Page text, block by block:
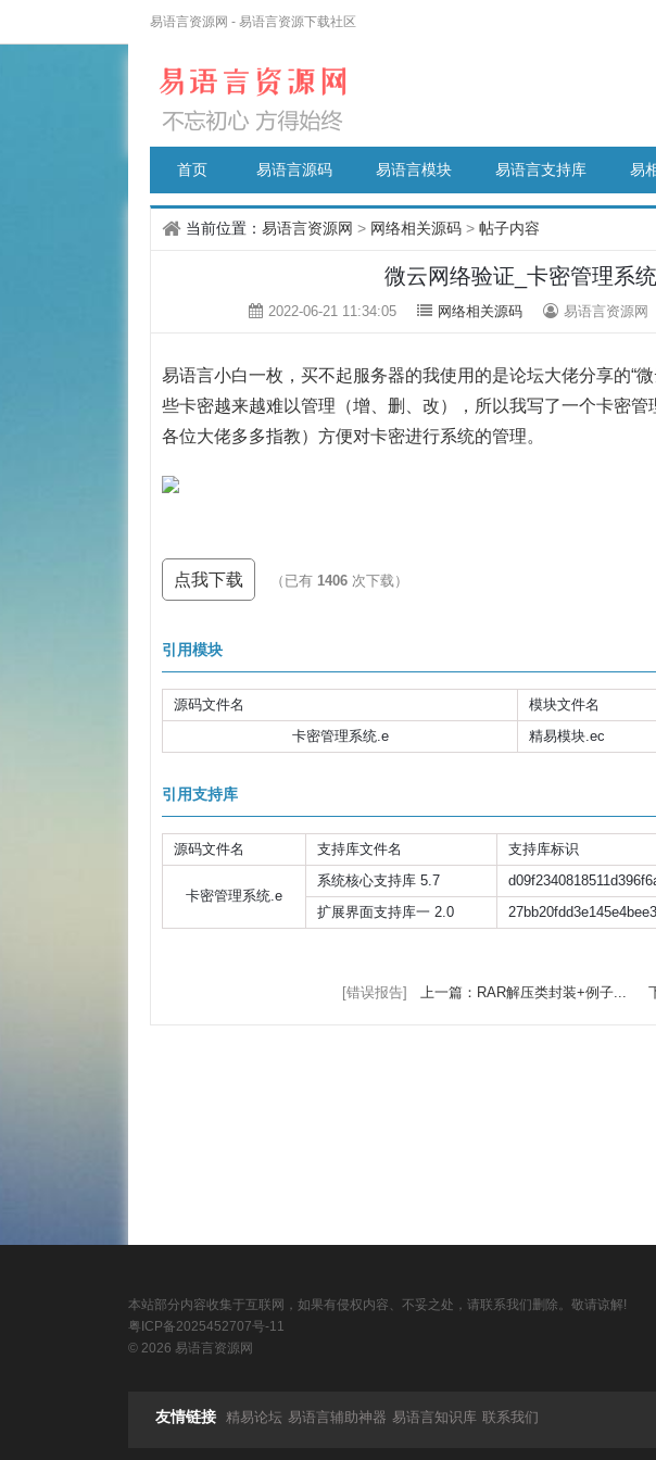
易语言资源网 - 易语言资源下载社区
首页 易语言源码 易语言模块 易语言支持库 易
当前位置： 易语言资源网 > 网络相关源码 > 帖子内容
微云网络验证_卡密管理系统
2022-06-21 11:34:05
网络相关源码 易语言资源网
易语言小白一枚，买不起服务器的我使用的是论坛大佬分享的“
些卡密越来越难以管理（增、删、改），所以我写了一个卡密
各位大佬多多指教）方便对卡密进行系统的管理。
点我下载 （已有 1406 次下载）
引用模块
源码文件名
模块文件名
卡密管理系统.e
精易模块.ec
引用支持库
源码文件名 支持库文件名 支持库标识
卡密管理系统.e
系统核心支持库 5.7
扩展界面支持库一 2.0
[错误报告] 上一篇：RAR解压类封装+例子...
本站部分内容收集于互联网，如果有侵权内容、不妥之处，请联系我们删除。敬请谅解!
粤ICP备2025452707号-11
© 2026 易语言资源网
友情链接 精易论坛 易语言辅助神器 易语言知识库 联系我们